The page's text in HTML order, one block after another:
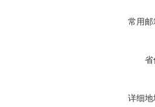
常用邮
省
详细地